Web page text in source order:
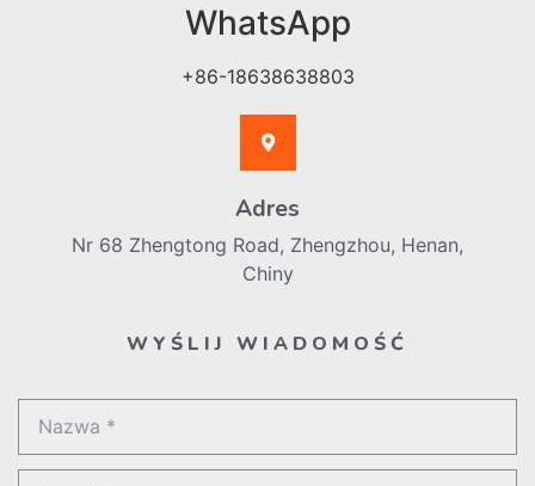
WhatsApp
+86-18638638803
Adres
Nr 68 Zhengtong Road, Zhengzhou, Henan,
Chiny
WYŚLIJ WIADOMOŚĆ